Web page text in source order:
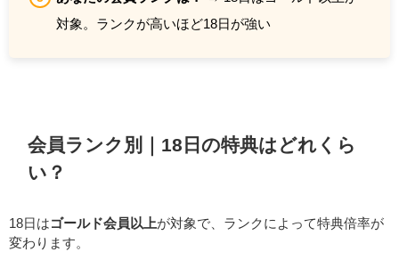
対象。ランクが高いほど18日が強い
会員ランク別｜18日の特典はどれくら
い？
18日は ゴールド会員以上が対象で、ランクによって特典倍率が
変わります。